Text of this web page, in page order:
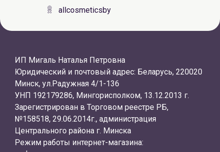
allcosmeticsby
ИП Мигаль Наталья Петровна
Юридический и почтовый адрес: Беларусь, 220020
Минск, ул.Радужная 4/1-136
УНП 192179286, Мингорисполком, 13.12.2013 г.
Зарегистрирован в Торговом реестре РБ,
№158518, 29.06.2014г., администрация
Центрального района г. Минска
Режим работы интернет-магазина: